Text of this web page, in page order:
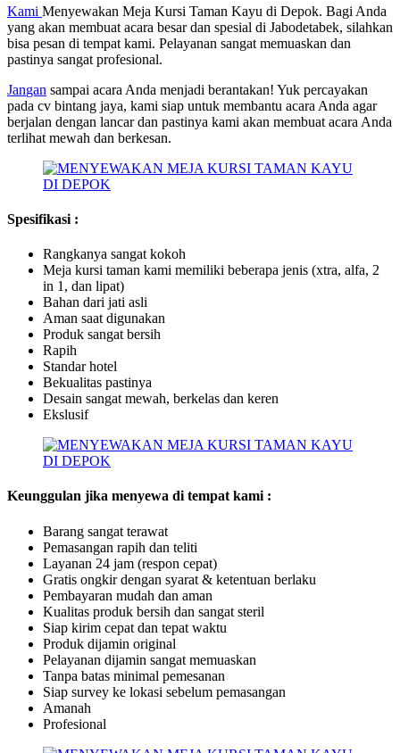
Kami Menyewakan Meja Kursi Taman Kayu di Depok. Bagi Anda
yang akan membuat acara besar dan spesial di Jabodetabek, silahkan
bisa pesan di tempat kami. Pelayanan sangat memuaskan dan
pastinya sangat profesional.
Jangan sampai acara Anda menjadi berantakan! Yuk percayakan
pada cv bintang jaya, kami siap untuk membantu acara Anda agar
berjalan dengan lancar dan pastinya kami akan membuat acara Anda
terlihat mewah dan berkesan.
Spesifikasi :
Rangkanya sangat kokoh
Meja kursi taman kami memiliki beberapa jenis (xtra, alfa, 2
in 1, dan lipat)
Bahan dari jati asli
Aman saat digunakan
Produk sangat bersih
Rapih
Standar hotel
Bekualitas pastinya
Desain sangat mewah, berkelas dan keren
Ekslusif
Keunggulan jika menyewa di tempat kami :
Barang sangat terawat
Pemasangan rapih dan teliti
Layanan 24 jam (respon cepat)
Gratis ongkir dengan syarat & ketentuan berlaku
Pembayaran mudah dan aman
Kualitas produk bersih dan sangat steril
Siap kirim cepat dan tepat waktu
Produk dijamin original
Pelayanan dijamin sangat memuaskan
Tanpa batas minimal pemesanan
Siap survey ke lokasi sebelum pemasangan
Amanah
Profesional